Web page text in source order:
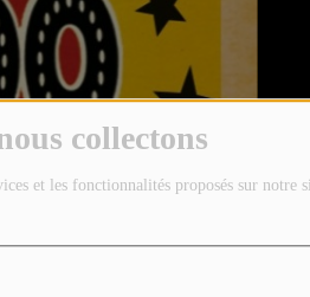
collectons
et les fonctionnalités proposés sur notre